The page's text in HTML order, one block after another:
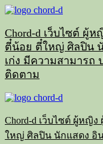
Skip
content
Chord-d เว็บไซต์ ผู้
ตี๋น้อย ตี๋ใหญ่ ศิลปิน นั
เก่ง มีความสามารถ
ติดตาม
Primary
Chord-d เว็บไซต์ ผู้หญิ
ใหญ่ ศิลปิน นักแสดง อิน